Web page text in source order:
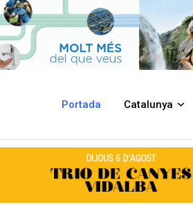
Portada Catalunya